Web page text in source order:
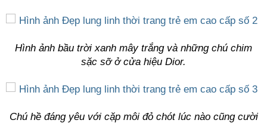
Hình ảnh bầu trời xanh mây trắng và những chú chim
sặc sỡ ở cửa hiệu Dior.
Chú hề đáng yêu với cặp môi đỏ chót lúc nào cũng cười